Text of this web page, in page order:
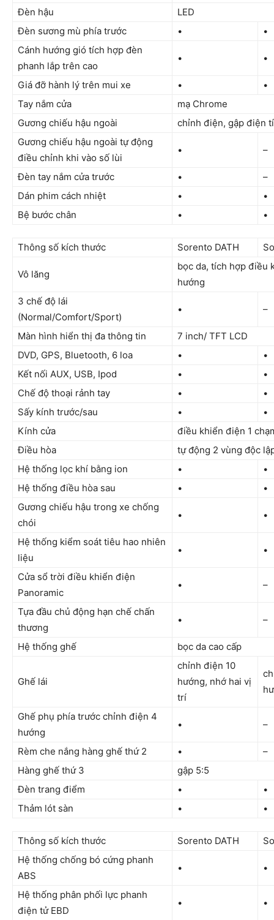
Đèn hậu
LED
Đèn sương mù phía trước
•
•
Cánh hướng gió tích hợp đèn
phanh lắp trên cao
• •
Giá đỡ hành lý trên mui xe •
•
Tay nắm cửa
mạ Chrome
Gương chiếu hậu ngoài
chỉnh điện, gập điện
Gương chiếu hậu ngoài tự động
điều chỉnh khi vào số lùi
• –
Đèn tay nắm cửa trước •
–
Dán phim cách nhiệt
•
•
Bệ bước chân
• •
Thông số kích thước Sorento DATH
Vô lăng
bọc da, tích hợp điều
hướng
3 chế độ lái
(Normal/Comfort/Sport)
• –
Màn hình hiển thị đa thông tin
7 inch/ TFT LCD
DVD, GPS, Bluetooth, 6 loa
•
•
Kết nối AUX, USB, Ipod
•
•
Chế độ thoại rảnh tay
•
•
Sấy kính trước/sau
•
•
Kính cửa
điều khiển điện 1
Điều hòa
tự động 2 vùng độc
Hệ thống lọc khí bằng ion
•
•
Hệ thống điều hòa sau
•
•
Gương chiếu hậu trong xe chống
chói
• •
Hệ thống kiểm soát tiêu hao nhiên
liệu
• •
Cửa sổ trời điều khiển điện
Panoramic
• –
Tựa đầu chủ động hạn chế chấn
thương
• –
Hệ thống ghế bọc da cao cấp
Ghế lái
chỉnh điện 10
hướng, nhớ hai vị
trí
Ghế phụ phía trước chỉnh điện 4
hướng
• –
Rèm che nắng hàng ghế thứ 2 •
–
Hàng ghế thứ 3
gập 5:5
Đèn trang điểm
•
•
Thảm lót sàn
• •
Thông số kích thước Sorento DATH
Hệ thống chống bó cứng phanh
ABS
• •
Hệ thống phân phối lực phanh
điện tử EBD
• •